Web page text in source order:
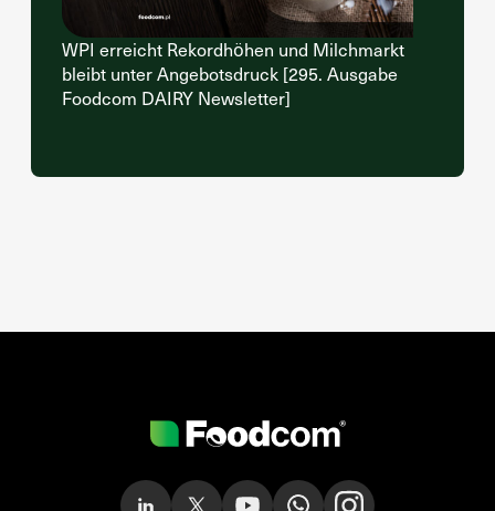
WPI erreicht Rekordhöhen und Milchmarkt
bleibt unter Angebotsdruck [295. Ausgabe
Foodcom DAIRY Newsletter]